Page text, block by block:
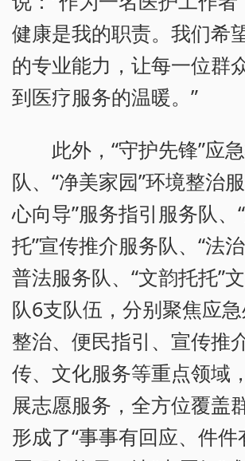
健康是我的职责。我们希
的专业能力，让每一位群
到医疗服务的温暖。”
此外，“守护先锋”应
队、“净美家园”环境整治
心向导”服务指引服务队、
托”宣传推介服务队、“法
普法服务队、“文韵托托”
队6支队伍，分别聚焦应
整治、便民指引、宣传推
传、文化服务等重点领域
展志愿服务，全方位覆盖
形成了“事事有回应、件件